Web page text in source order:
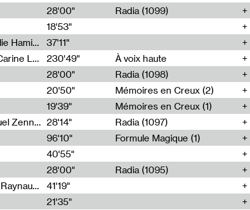
28'00"
Radia (1099)
18'53"
Corentin Canesson,Julien Tiberi,Charlie Hamish Jeffery
37'11"
Agathe Boulanger,Sybille Chevreuse,Carine Lendrin,Léna Monnier,Graziela Susin,Camille Zuber 230'49"
À voix haute
28'00"
Radia (1098)
20'50"
Mémoires en Creux (2)
19'39"
Mémoires en Creux (1)
Cécile Tonizzo,Nicolas Couturier,Manuel Zenner,Aquila Lescene,Curtis Coco,Cyril Magnier 28'14"
Radia (1097)
96'10"
Formule Magique (1)
40'55"
28'00"
Radia (1095)
Jérôme Game,Thomas Corlin,Thierry Raynaud,Hubert Colas
41'19"
21'35"